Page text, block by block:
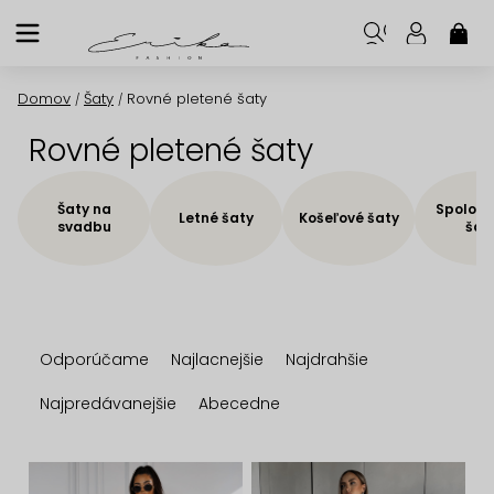
na
Domov / Šaty / Rovné pletené šaty
Rovné pletené šaty
Šaty na
svadbu
Letné šaty Košeľové šaty
a
d
n
Odporúčame Najlacnejšie
Najdrahšie
Najpredávanejšie
Abecedne